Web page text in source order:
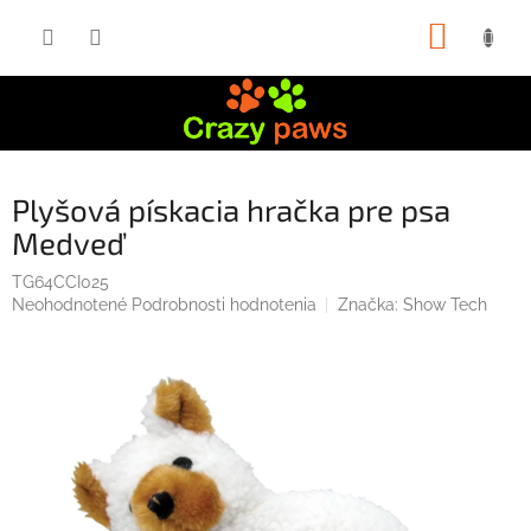
Plyšová pískacia hračka pre psa
Medveď
TG64CCI025
Priemerné
hviezdičiek.
Neohodnotené Podrobnosti hodnotenia Značka: Show Tech